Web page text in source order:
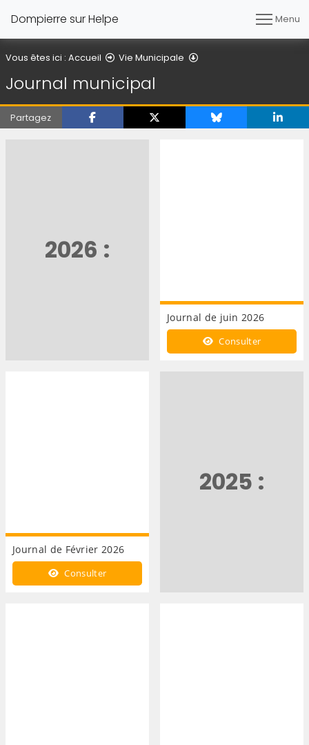
Dompierre sur Helpe Menu
Vous êtes ici : Accueil Vie Municipale
Journal municipal
Partagez
2026 :
Journal de juin 2026
Consulter
Journal de Février 2026
Consulter
2025 :